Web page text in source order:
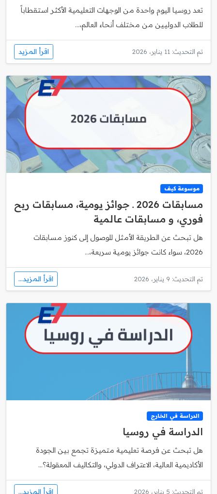
تعد روسيا اليوم واحدة من الوجهات التعليمية الأكثر استقطاباً
للطلاب الدوليين من مختلف أنحاء العالم،...
تم التحديث: 11 يناير، 2026 اقرأ المزيد
موسوعة كيف
مسابقات 2026 ـ جوائز يومية، مسابقات ربح
فوري، و مسابقات عالمية
هل تبحث عن الطريقة الأمثل للوصول إلى كنوز مسابقات
2026، سواء كانت جوائز يومية سريعة،...
تم التحديث: 9 يناير، 2026 اقرأ المزيد...
الدراسة في الخارج
الدراسة في روسيا
هل تبحث عن فرصة تعليمية متميزة تجمع بين الجودة
الأكاديمية العالية، الاعتراف الدولي، والتكاليف المعقولة؟...
تم التحديث: 5 يناير، 2026 اقرأ المزيد...